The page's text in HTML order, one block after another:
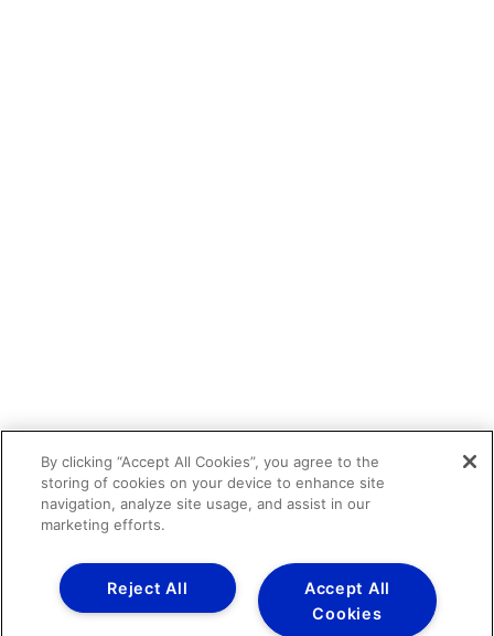
By clicking “Accept All Cookies”, you agree to the
storing of cookies on your device to enhance site
navigation, analyze site usage, and assist in our
marketing efforts.
Accept All
Cookies
Reject All